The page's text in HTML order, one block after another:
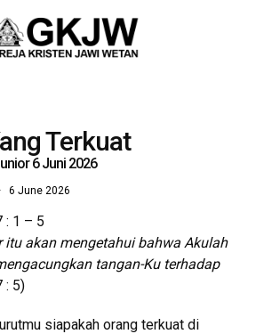
Terkuat
6 Juni 2026
6 June 2026
: 1 – 5
itu akan mengetahui bahwa Akulah
tangan-Ku terhadap
: 5)
siapakah orang terkuat di